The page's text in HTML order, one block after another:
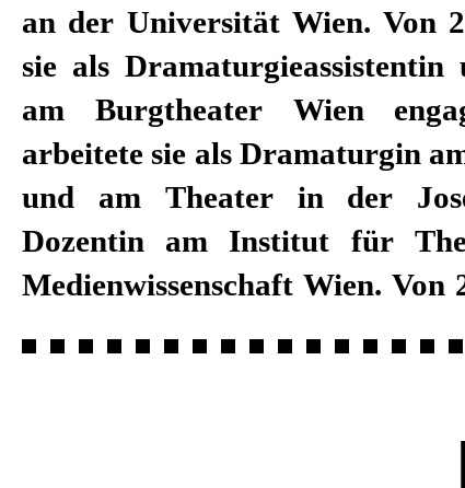
an der Universität Wien. Von
sie als
am Burgtheater Wien
arbeitete sie als Dramaturgin
und am Theater in der
Dozentin am Institut für
Medienwissenschaft Wien. Von
Masterstudiengang
Hochschule der Künste.
2018/2019 ist sie
Stuttgart. Und seit der
Chefdramaturgin und